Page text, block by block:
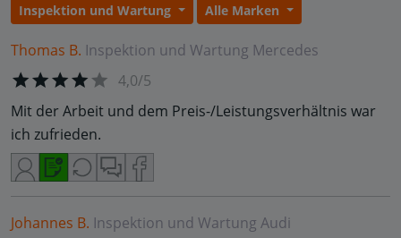
Inspektion und Wartung Alle Marken
Thomas B. Inspektion und Wartung Mercedes
4,0/5
Mit der Arbeit und dem Preis-/Leistungsverhältnis war
ich zufrieden.
Johannes B. Inspektion und Wartung Audi